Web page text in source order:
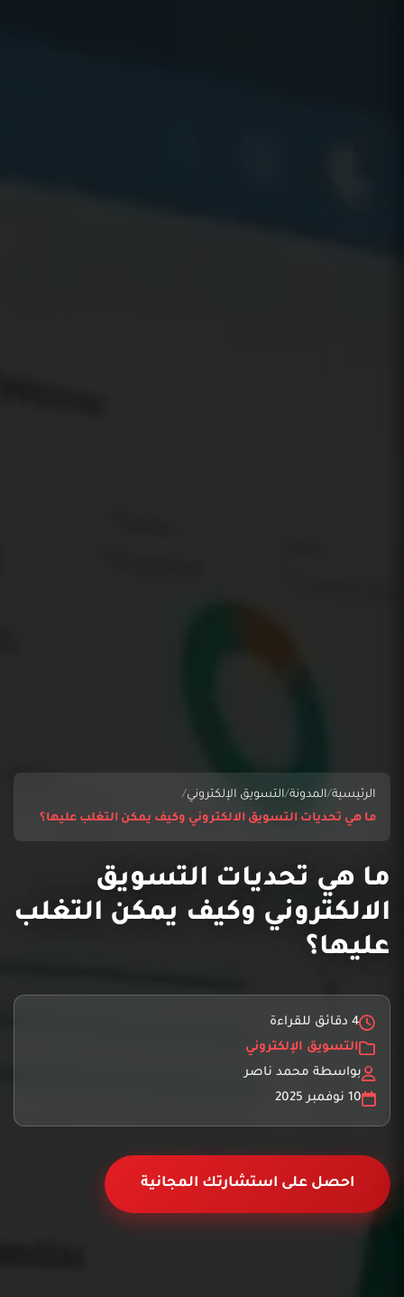
الرئيسية/المدونة/التسويق الإلكتروني/
ما هي تحديات التسويق الالكتروني وكيف يمكن التغلب عليها؟
ما هي تحديات التسويق
الالكتروني وكيف يمكن التغلب
عليها؟
4 دقائق للقراءة
التسويق الإلكتروني
بواسطة محمد ناصر
10 نوفمبر 2025
احصل على استشارتك المجانية